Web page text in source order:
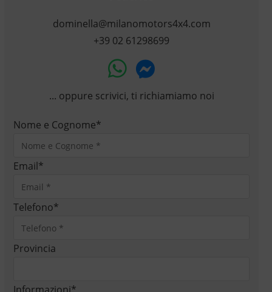
dominella@milanomotors4x4.com
+39 02 61298699
... oppure scrivici, ti richiamiamo noi
Nome e Cognome*
Email*
Telefono*
Provincia